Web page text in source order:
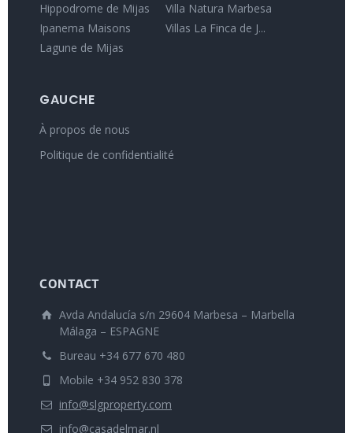
Hippodrome de Mijas
Ipanema Maisons
Lagune de Mijas
Villa Natura Marbesa
Villas La Finca de J...
GAUCHE
À propos de nous
Politique de confidentialité
CONTACT
Avda Andalucía s/n 29604 Marbesa – Marbella
Málaga – ESPAGNE
Bureau +34 677 670 480
Mobile +34 952 830 378
info@slgproperty.com
info@casadelmar.nl